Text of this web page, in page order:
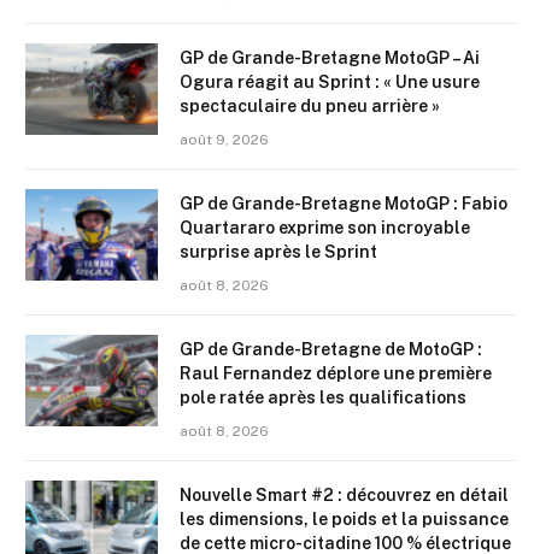
GP de Grande-Bretagne MotoGP – Ai
Ogura réagit au Sprint : « Une usure
spectaculaire du pneu arrière »
août 9, 2026
GP de Grande-Bretagne MotoGP : Fabio
Quartararo exprime son incroyable
surprise après le Sprint
août 8, 2026
GP de Grande-Bretagne de MotoGP :
Raul Fernandez déplore une première
pole ratée après les qualifications
août 8, 2026
Nouvelle Smart #2 : découvrez en détail
les dimensions, le poids et la puissance
de cette micro-citadine 100 % électrique